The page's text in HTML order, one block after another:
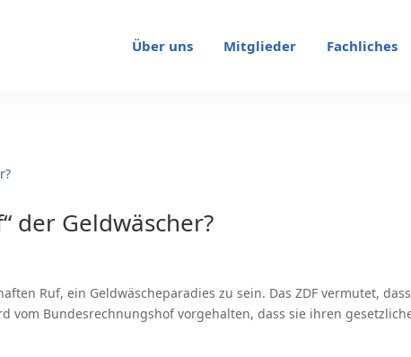
Über uns Mitglieder Fachliches
der Geldwäscher?
Ruf, ein Geldwäscheparadies zu sein. Das ZDF vermutet,
vom Bundesrechnungshof vorgehalten, dass sie ihren